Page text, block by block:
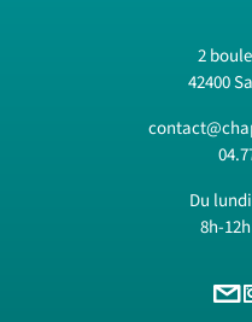
2
42400
Du
8h-